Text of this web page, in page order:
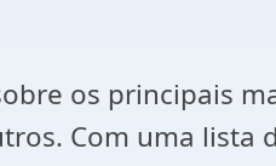
os principais
Com uma lista